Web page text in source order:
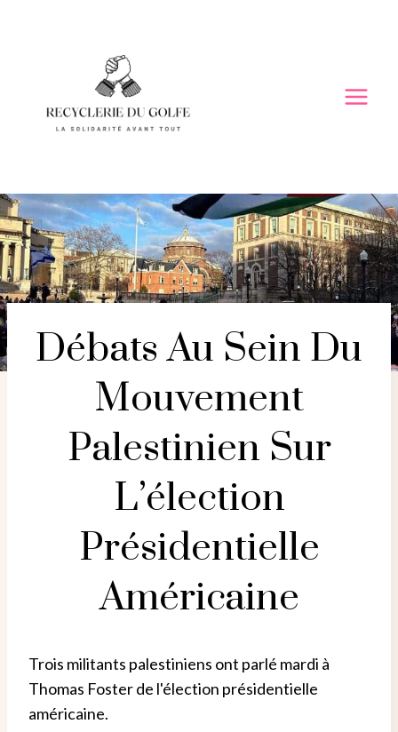
Débats Au Sein Du
Mouvement
Palestinien Sur
L’élection
Présidentielle
Américaine
Trois militants palestiniens ont parlé mardi à
Thomas Foster de l'élection présidentielle
américaine.